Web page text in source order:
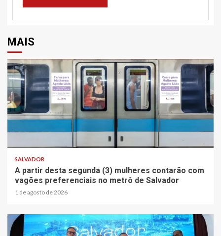
MAIS
SALVADOR
A partir desta segunda (3) mulheres contarão com
vagões preferenciais no metrô de Salvador
1 de agosto de 2026